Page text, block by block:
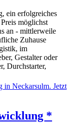
ein erfolgreiches
möglichst
an - mittlerweile
Zuhause
im
Gestalter oder
Durchstarter,
*